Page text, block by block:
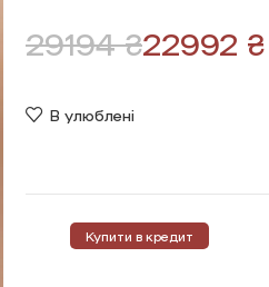
29194₴22992 ₴
В улюблені
Купити в кредит